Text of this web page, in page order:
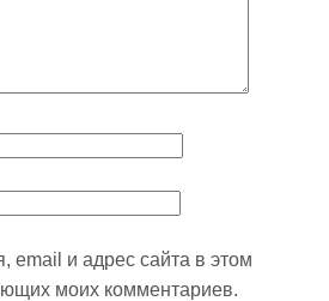
email и адрес сайта в этом
моих комментариев.